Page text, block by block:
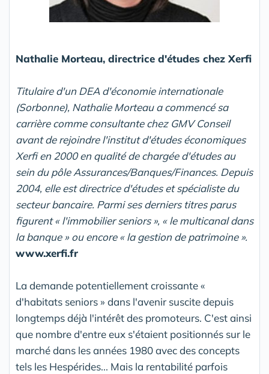
Nathalie Morteau, directrice d'études chez Xerfi
Titulaire d'un DEA d'économie internationale
(Sorbonne), Nathalie Morteau a commencé sa
carrière comme consultante chez GMV Conseil
avant de rejoindre l'institut d'études économiques
Xerfi en 2000 en qualité de chargée d'études au
sein du pôle Assurances/Banques/Finances. Depuis
2004, elle est directrice d'études et spécialiste du
secteur bancaire. Parmi ses derniers titres parus
figurent « l'immobilier seniors », « le multicanal dans
la banque » ou encore « la gestion de patrimoine ».
www.xerfi.fr
La demande potentiellement croissante «
d'habitats seniors » dans l'avenir suscite depuis
longtemps déjà l'intérêt des promoteurs. C'est ainsi
que nombre d'entre eux s'étaient positionnés sur le
marché dans les années 1980 avec des concepts
tels les Hespérides... Mais la rentabilité parfois